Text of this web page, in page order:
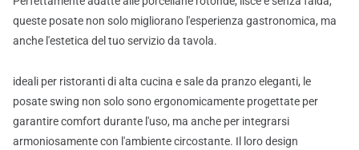
queste posate non solo migliorano l'esperienza gastronomica, ma
anche l'estetica del tuo servizio da tavola.
ideali per ristoranti di alta cucina e sale da pranzo eleganti, le
posate swing non solo sono ergonomicamente progettate per
garantire comfort durante l'uso, ma anche per integrarsi
armoniosamente con l'ambiente circostante. Il loro design